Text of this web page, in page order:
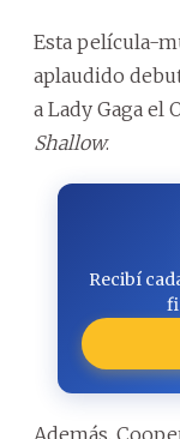
Esta película-
aplaudido
a Lady Gaga el
Shallow.
Recibí
Además,